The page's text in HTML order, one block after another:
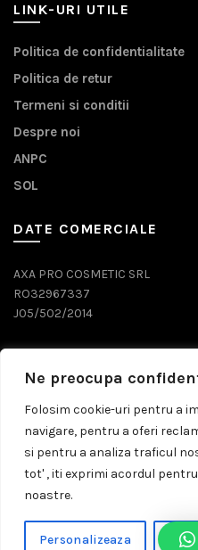
Ne preocupa
Folosim cookie-uri pentru a
navigare, pentru a oferi
si pentru a analiza traficul
tot' , iti exprimi acordul
noastre.
Personalizeaza
LINK-URI UTILE
Politica de confidentialitate
Politica de retur
Termeni si conditii
Despre noi
ANPC
SOL
DATE COMERCIALE
AXA PRO COSMETIC SRL
RO32967337
J05/502/2014
0743 071 579
comenzi@prosalon.ro
Prosalon.ro |